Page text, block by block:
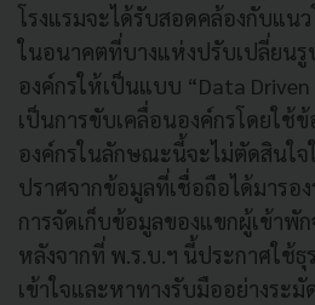
โรงแรมจะได้รับสอดคล้องกับแน
ในอนาคตที่บางแห่งปรับเปลี่ยน
องค์กรให้เป็นแบบ “Data
เป็นการขับเคลื่อนองค์กรโดยใช้
องค์กรในลักษณะนี้จะไม่ตัดสินใจ
ปราศจากข้อมูลที่เชื่อถือได้มารอ
การจัดเก็บข้อมูลของแขกผู้เข้าพั
หลังจากที่ พ.ร.บ.ฯ นี้ประกาศใช้ธุ
เข้าใจและหาทางรับมืออย่างระมั